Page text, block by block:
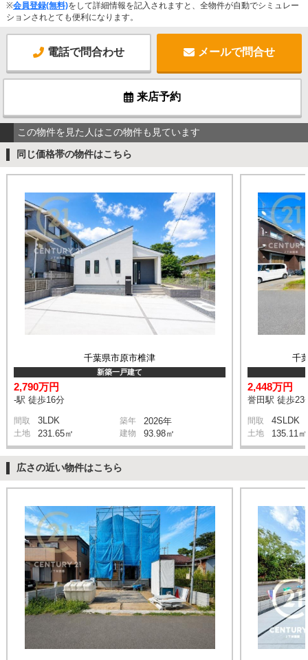
※会員登録(無料)をして詳細情報を記入されますと、全物件が自動でシミュレー
ションされとても便利になります。
電話で問合わせ メールで問合せ
来店予約
この物件を見た人はこの物件も見ています
同じ価格帯の物件はこちら
千葉県市原市椎津
新築一戸建て
2,790万円
-駅 徒歩16分
間取 3LDK 築年 2026年
土地 231.65㎡ 建物 93.98㎡
千
2,448万円
誉田駅 徒歩23
間取 4SLDK
土地 135.11㎡
広さの近い物件はこちら